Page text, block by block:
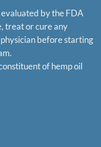
by the FDA
treat or cure any
before starting
of hemp oil